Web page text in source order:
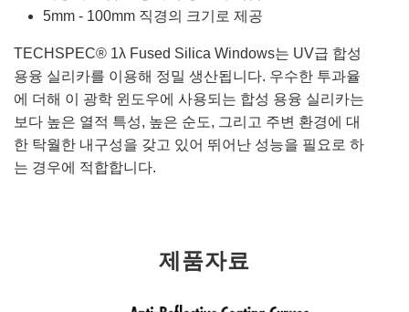
5mm - 100mm 직경의 크기로 제공
TECHSPEC® 1λ Fused Silica Windows는 UV급 합성
용융 실리카를 이용해 정밀 생산됩니다. 우수한 투과율
에 더해 이 광학 윈도우에 사용되는 합성 용융 실리카는
보다 높은 열적 특성, 높은 순도, 그리고 주변 환경에 대
한 탁월한 내구성을 갖고 있어 뛰어난 성능을 필요로 하
는 경우에 적합합니다.
제품자료